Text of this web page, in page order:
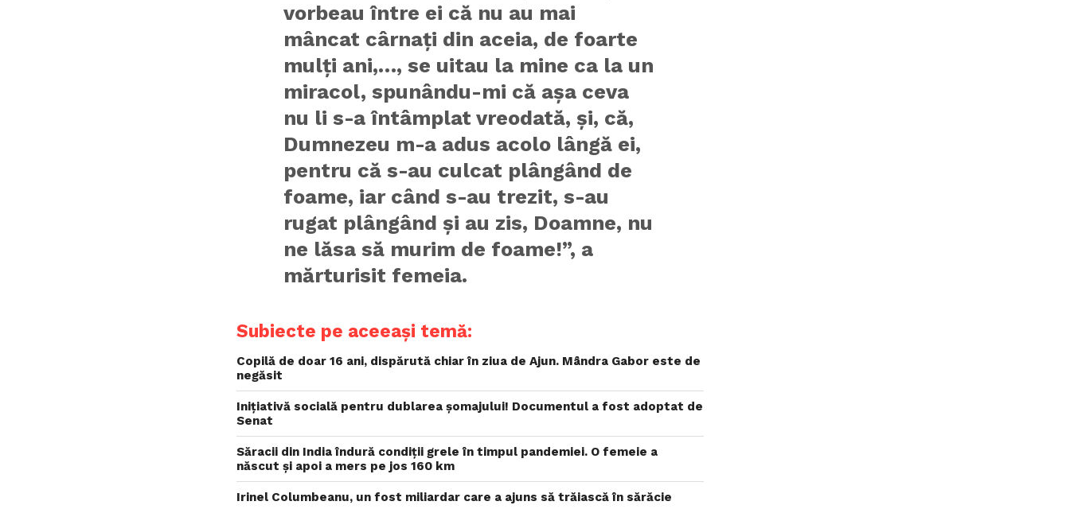
vorbeau între ei că nu au mai
mâncat cârnați din aceia, de foarte
mulți ani,…, se uitau la mine ca la un
miracol, spunându-mi că așa ceva
nu li s-a întâmplat vreodată, și, că,
Dumnezeu m-a adus acolo lângă ei,
pentru că s-au culcat plângând de
foame, iar când s-au trezit, s-au
rugat plângând și au zis, Doamne, nu
ne lăsa să murim de foame!”, a
mărturisit femeia.
Subiecte pe aceeași temă:
Copilă de doar 16 ani, dispărută chiar în ziua de Ajun. Mândra Gabor este de
negăsit
Inițiativă socială pentru dublarea șomajului! Documentul a fost adoptat de
Senat
Săracii din India îndură condiții grele în timpul pandemiei. O femeie a
născut și apoi a mers pe jos 160 km
Irinel Columbeanu, un fost miliardar care a ajuns să trăiască în sărăcie